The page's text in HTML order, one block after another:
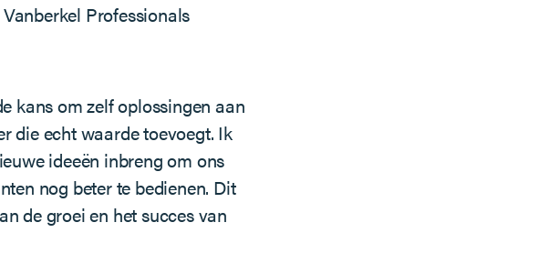
Professionals
kans om zelf oplossingen aan
die echt waarde toevoegt. Ik
ideeën inbreng om ons
nog beter te bedienen. Dit
de groei en het succes van